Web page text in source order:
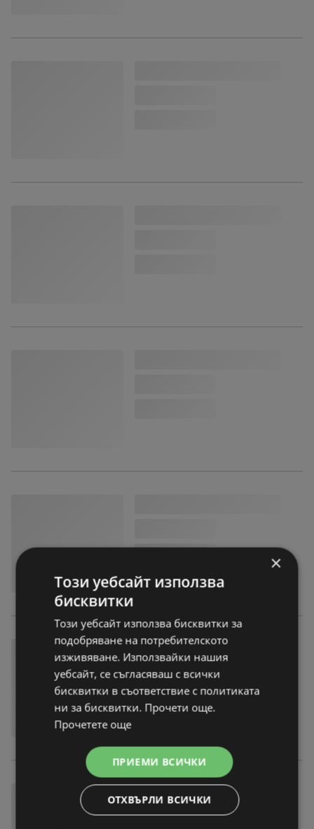
×
Този уебсайт използва
бисквитки
Този уебсайт използва бисквитки за
подобряване на потребителското
изживяване. Използвайки нашия
уебсайт, се съгласяваш с всички
бисквитки в съответствие с политиката
ни за бисквитки. Прочети още.
Прочетете още
ПРИЕМИ ВСИЧКИ
ОТХВЪРЛИ ВСИЧКИ